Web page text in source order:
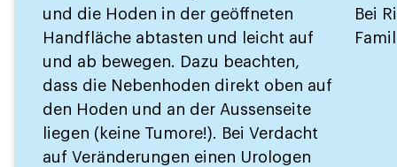
und die Hoden in der geöffneten
Handfläche abtasten und leicht auf
und ab bewegen. Dazu beachten,
dass die Nebenhoden direkt oben auf
den Hoden und an der Aussenseite
liegen (keine Tumore!). Bei Verdacht
auf Veränderungen einen Urologen
Bei